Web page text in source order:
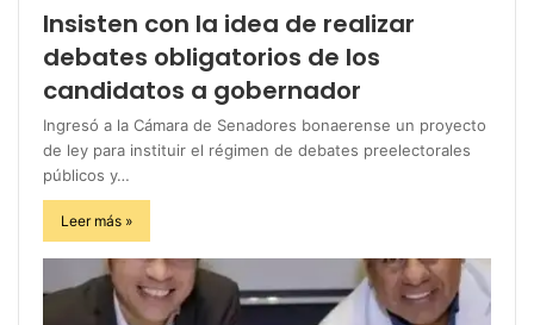
Insisten con la idea de realizar
debates obligatorios de los
candidatos a gobernador
Ingresó a la Cámara de Senadores bonaerense un proyecto
de ley para instituir el régimen de debates preelectorales
públicos y…
Leer más »